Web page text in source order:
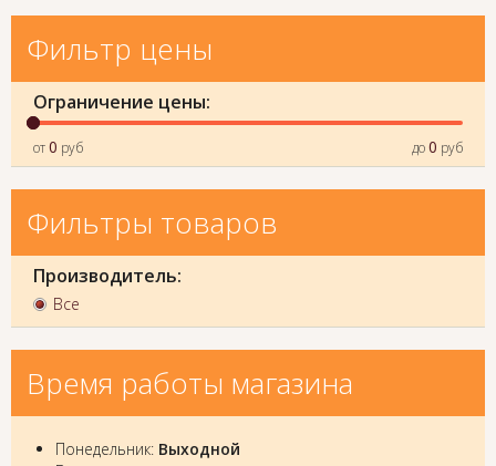
Фильтр цены
Ограничение цены:
от0 руб до0 руб
Фильтры товаров
Производитель:
Все
Время работы магазина
Понедельник: Выходной